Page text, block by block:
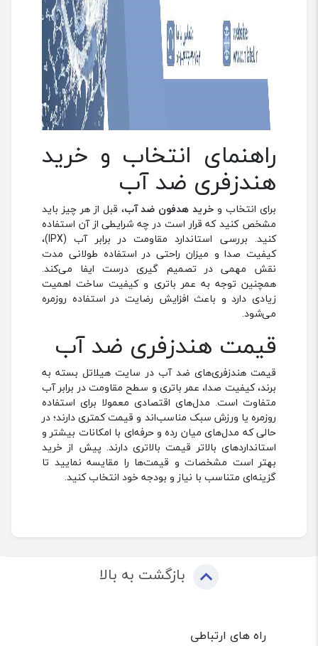
راهنمای انتخاب و خرید
هندزفری ضد آب
برای انتخاب و خرید هدفون ضد آب، قبل از هر چیز باید
مشخص کنید که قرار است در چه شرایطی از آن استفاده
کنید. بررسی استاندارد مقاومت در برابر آب (IPX)،
کیفیت صدا و میزان راحتی در استفاده طولانی‌ مدت
نقش مهمی در تصمیم گیری درست ایفا می‌کند.
همچنین توجه به عمر باتری و کیفیت ساخت اهمیت
زیادی دارد و باعث افزایش رضایت در استفاده روزمره
می‌شود.
قیمت هندزفری ضد آب
قیمت هندزفری‌های ضد آب در سایت هیلاتل بسته به
برند، کیفیت صدا، عمر باتری و سطح مقاومت در برابر آب
متفاوت است. مدل‌های اقتصادی معمولا برای استفاده
روزمره یا ورزش سبک مناسب‌اند و قیمت کمتری دارند؛ در
حالی که مدل‌های میان ‌رده و حرفه‌ای با امکانات بیشتر و
استانداردهای بالاتر قیمت بالاتری دارند. پیش از خرید
بهتر است مشخصات و قیمت‌ها را مقایسه نمایید تا
گزینه‌ای متناسب با نیاز و بودجه خود انتخاب کنید.
بازگشت به بالا
راه های ارتباطی